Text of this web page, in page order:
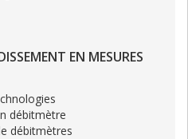
EN MESURES
débitmètre
débitmètres